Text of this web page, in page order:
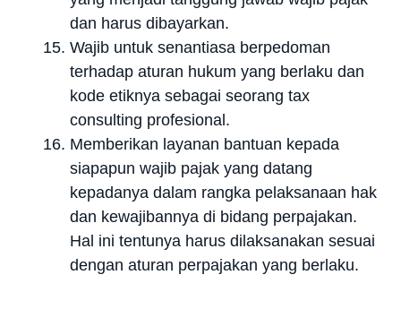
dan harus dibayarkan.
Wajib untuk senantiasa berpedoman
terhadap aturan hukum yang berlaku dan
kode etiknya sebagai seorang tax
consulting profesional.
Memberikan layanan bantuan kepada
siapapun wajib pajak yang datang
kepadanya dalam rangka pelaksanaan hak
dan kewajibannya di bidang perpajakan.
Hal ini tentunya harus dilaksanakan sesuai
dengan aturan perpajakan yang berlaku.